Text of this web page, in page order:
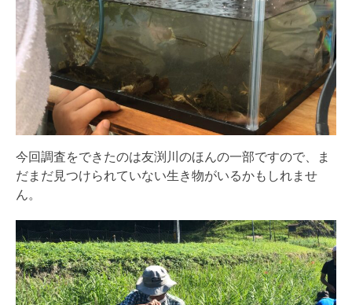
今回調査をできたのは友渕川のほんの一部ですので、ま
だまだ見つけられていない生き物がいるかもしれませ
ん。